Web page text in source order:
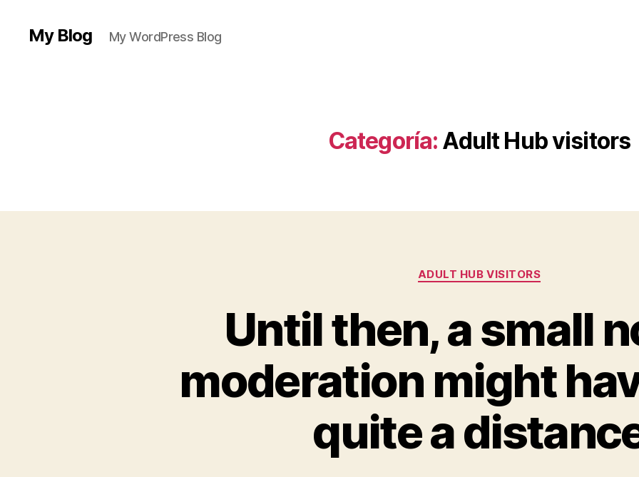
My Blog My WordPress Blog
Categoría: Adult Hub visitors
Categorías
ADULT HUB VISITORS
Until then, a small
moderation might
quite a